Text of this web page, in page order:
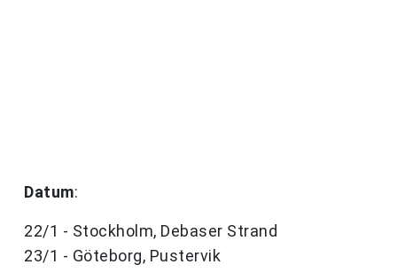
Datum:
22/1 - Stockholm, Debaser Strand
23/1 - Göteborg, Pustervik